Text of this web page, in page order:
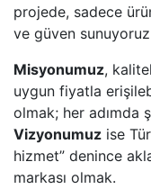
projede, sadece
ve güven
Misyonumuz,
uygun fiyatla
olmak; her adımda
Vizyonumuz ise
hizmet” denince
markası olmak.